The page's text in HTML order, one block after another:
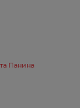
Панина